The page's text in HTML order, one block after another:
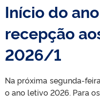
PORTARIAS
Início do
recepção
2026/1
Na próxima segunda-
o ano letivo 2026. Para